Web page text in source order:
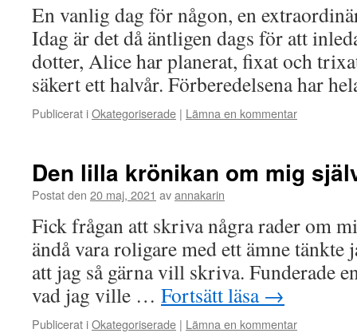
En vanlig dag för någon, en
Idag är det då äntligen dags för att
dotter, Alice har planerat, fixat och
säkert ett halvår. Förberedelsena har
Publicerat iOkategoriserade | Lämna en kommentar
Den lilla krönikan om mig
Postat den 20 maj, 2021 avannakarin
Fick frågan att skriva några rader om
ändå vara roligare med ett ämne tänkte
att jag så gärna vill skriva. Funderade
vad jag ville … Fortsätt läsa →
Publicerat iOkategoriserade | Lämna en kommentar